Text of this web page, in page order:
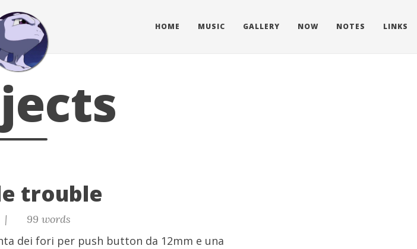
HOME MUSIC GALLERY NOW NOTES LINKS
trouble
| 99 words
dei fori per push button da 12mm e una